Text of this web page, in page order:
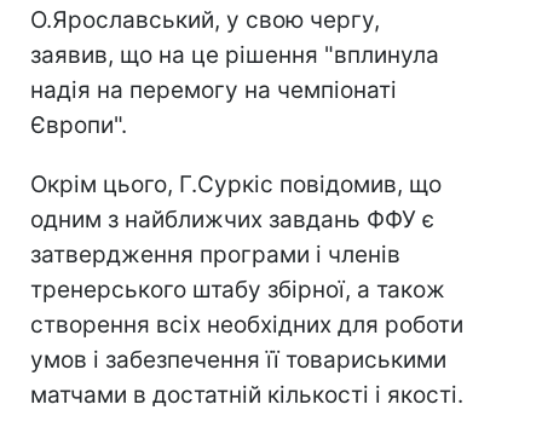
О.Ярославський, у свою чергу,
заявив, що на це рішення "вплинула
надія на перемогу на чемпіонаті
Європи".
Окрім цього, Г.Суркіс повідомив, що
одним з найближчих завдань ФФУ є
затвердження програми і членів
тренерського штабу збірної, а також
створення всіх необхідних для роботи
умов і забезпечення її товариськими
матчами в достатній кількості і якості.